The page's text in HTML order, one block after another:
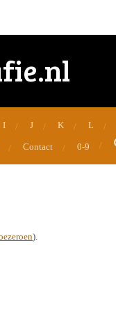
I J K L
Contact 0-9
).